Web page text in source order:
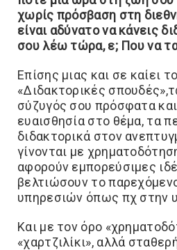
χωρίς πρόσβαση στη
είναι αδύνατο να κάνεις
σου λέω τώρα, ε; Που να
Επίσης μιας και σε καίει
«Διδακτορικές
σύζυγός σου πρόσφατα
ευαισθησία στο θέμα, τα
διδακτορικά στον
γίνονται με
αφορούν εμπορεύσιμες
βελτιώσουν το
υπηρεσιών όπως πχ στην
Και με τον όρο
«χαρτζιλίκι», αλλά